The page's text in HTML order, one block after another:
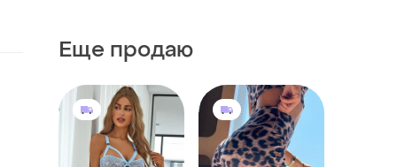
Еще продаю